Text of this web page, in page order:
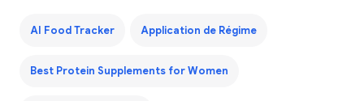
AI Food Tracker Application de Régime
Best Protein Supplements for Women